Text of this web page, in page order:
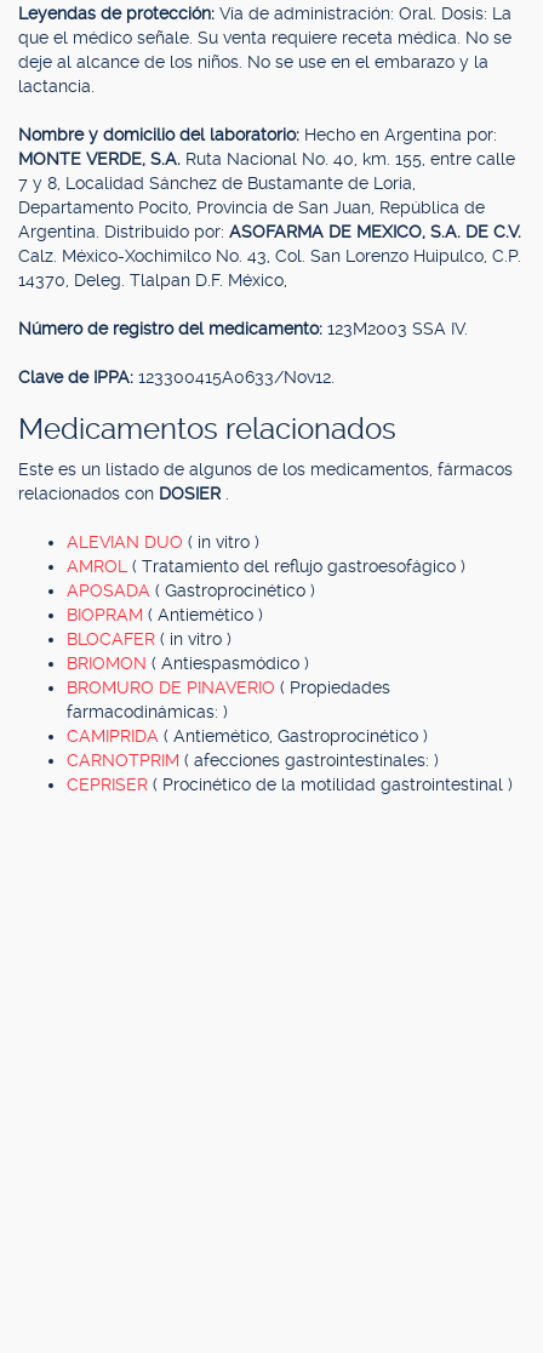
Leyendas de protección: Vía de administración: Oral. Dosis: La
que el médico señale. Su venta requiere receta médica. No se
deje al alcance de los niños. No se use en el embarazo y la
lactancia.
Nombre y domicilio del laboratorio: Hecho en Argentina por:
MONTE VERDE, S.A. Ruta Nacional No. 40, km. 155, entre calle
7 y 8, Localidad Sánchez de Bustamante de Loria,
Departamento Pocito, Provincia de San Juan, República de
Argentina. Distribuido por: ASOFARMA DE MEXICO, S.A. DE C.V.
Calz. México-Xochimilco No. 43, Col. San Lorenzo Huipulco, C.P.
14370, Deleg. Tlalpan D.F. México,
Número de registro del medicamento: 123M2003 SSA IV.
Clave de IPPA: 123300415A0633/Nov12.
Medicamentos relacionados
Este es un listado de algunos de los medicamentos, fármacos
relacionados con DOSIER
ALEVIAN DUO ( in vitro )
AMROL ( Tratamiento del reflujo gastroesofágico )
APOSADA ( Gastroprocinético )
BIOPRAM ( Antiemético )
BLOCAFER ( in vitro )
BRIOMON ( Antiespasmódico )
BROMURO DE PINAVERIO ( Propiedades
farmacodinámicas: )
CAMIPRIDA ( Antiemético, Gastroprocinético )
CARNOTPRIM ( afecciones gastrointestinales: )
CEPRISER ( Procinético de la motilidad gastrointestinal )